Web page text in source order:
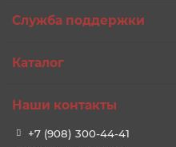
Служба поддержки
Каталог
Наши контакты
+7 (908) 300-44-41